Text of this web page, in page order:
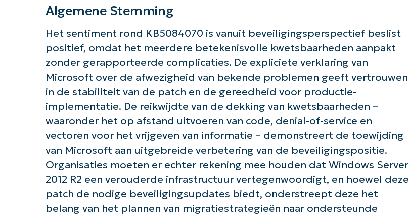
Algemene Stemming
Het sentiment rond KB5084070 is vanuit beveiligingsperspectief beslist
positief, omdat het meerdere betekenisvolle kwetsbaarheden aanpakt
zonder gerapporteerde complicaties. De expliciete verklaring van
Microsoft over de afwezigheid van bekende problemen geeft vertrouwen
in de stabiliteit van de patch en de gereedheid voor productie-
implementatie. De reikwijdte van de dekking van kwetsbaarheden –
waaronder het op afstand uitvoeren van code, denial-of-service en
vectoren voor het vrijgeven van informatie – demonstreert de toewijding
van Microsoft aan uitgebreide verbetering van de beveiligingspositie.
Organisaties moeten er echter rekening mee houden dat Windows Server
2012 R2 een verouderde infrastructuur vertegenwoordigt, en hoewel deze
patch de nodige beveiligingsupdates biedt, onderstreept deze het
belang van het plannen van migratiestrategieën naar ondersteunde